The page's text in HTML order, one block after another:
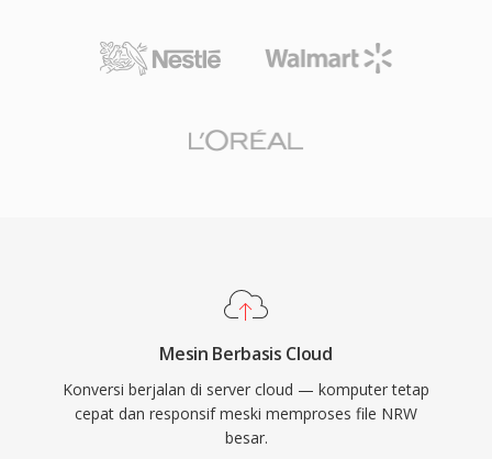
Mesin Berbasis Cloud
Konversi berjalan di server cloud — komputer tetap
cepat dan responsif meski memproses file NRW
besar.